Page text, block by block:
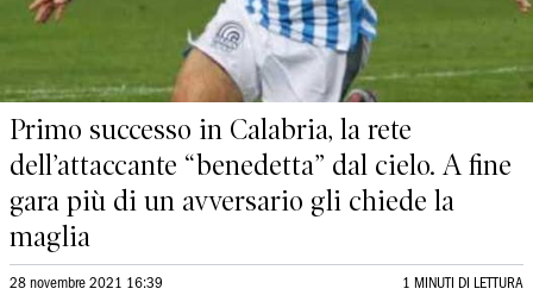
Primo successo in Calabria, la rete
dell’attaccante “benedetta” dal cielo. A fine
gara più di un avversario gli chiede la
maglia
28 novembre 2021 16:39 1 MINUTI DI LETTURA